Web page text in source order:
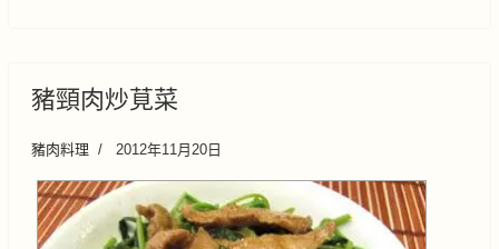
豬頸肉炒莧菜
豬肉料理 2012年11月20日